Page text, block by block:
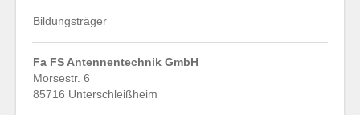
Bildungsträger
Fa FS Antennentechnik GmbH
Morsestr. 6
85716 Unterschleißheim